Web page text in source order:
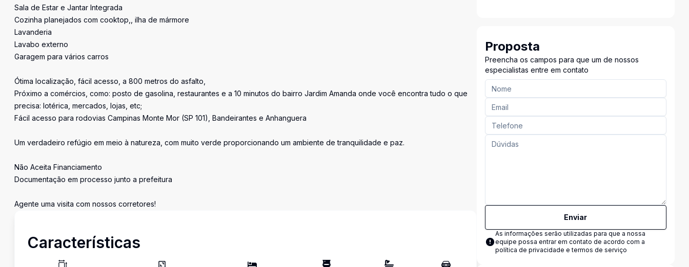
Sala de Estar e Jantar Integrada
Cozinha planejados com cooktop,, ilha de mármore
Lavanderia
Lavabo externo
Garagem para vários carros
Ótima localização, fácil acesso, a 800 metros do asfalto,
Próximo a comércios, como: posto de gasolina, restaurantes e a 10 minutos do bairro Jardim Amanda onde você encontra tudo o que
precisa: lotérica, mercados, lojas, etc;
Fácil acesso para rodovias Campinas Monte Mor (SP 101), Bandeirantes e Anhanguera
Um verdadeiro refúgio em meio à natureza, com muito verde proporcionando um ambiente de tranquilidade e paz.
Não Aceita Financiamento
Documentação em processo junto a prefeitura
Agente uma visita com nossos corretores!
Características
Proposta
Preencha os campos para que um de nossos
especialistas entre em contato
Enviar
As informações serão utilizadas para que a nossa
equipe possa entrar em contato de acordo com a
política de privacidade e termos de serviço